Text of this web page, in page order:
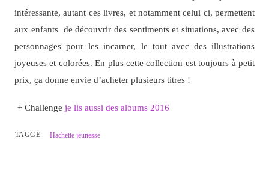
intéressante, autant ces livres, et notamment celui ci, permettent
aux enfants de découvrir des sentiments et situations, avec des
personnages pour les incarner, le tout avec des illustrations
joyeuses et colorées. En plus cette collection est toujours à petit
prix, ça donne envie d’acheter plusieurs titres !
+ Challenge je lis aussi des albums 2016
TAGGÉ Hachette jeunesse